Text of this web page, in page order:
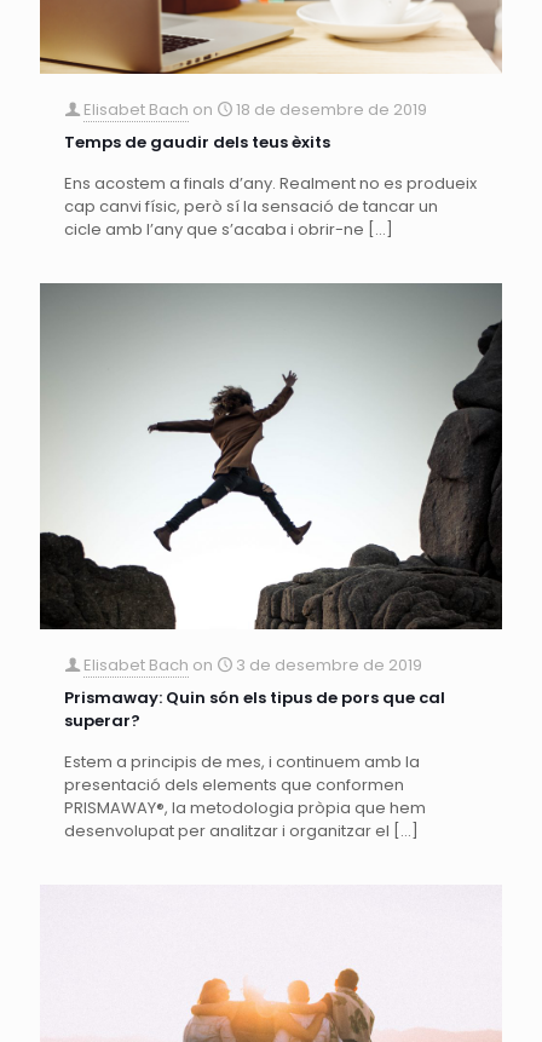
Elisabet Bach on
18 de desembre de 2019
Temps de gaudir dels teus èxits
Ens acostem a finals d’any. Realment no es produeix
cap canvi físic, però sí la sensació de tancar un
cicle amb l’any que s’acaba i obrir-ne […]
Elisabet Bach on
3 de desembre de 2019
Prismaway: Quin són els tipus de pors que cal
superar?
Estem a principis de mes, i continuem amb la
presentació dels elements que conformen
PRISMAWAY®, la metodologia pròpia que hem
desenvolupat per analitzar i organitzar el […]